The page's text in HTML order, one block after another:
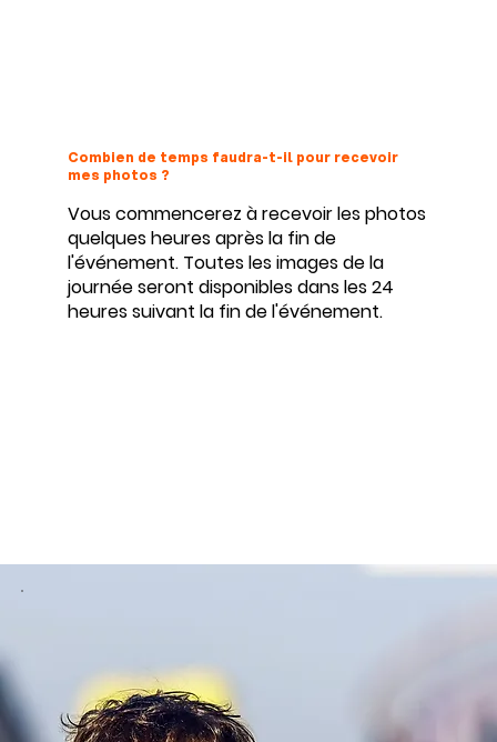
Combien de temps faudra-t-il pour recevoir
mes photos ?
Vous commencerez à recevoir les photos
quelques heures après la fin de
l'événement. Toutes les images de la
journée seront disponibles dans les 24
heures suivant la fin de l'événement.